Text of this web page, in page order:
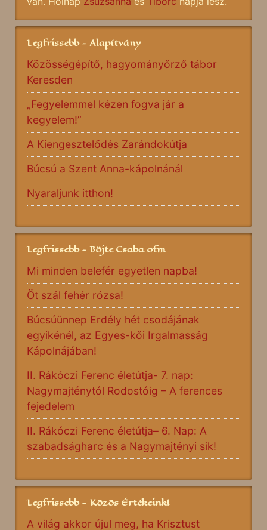
Legfrissebb - Alapítvány
Közösségépítő, hagyományőrző tábor
Keresden
„Fegyelemmel kézen fogva jár a
kegyelem!”
A Kiengesztelődés Zarándokútja
Búcsú a Szent Anna-kápolnánál
Nyaraljunk itthon!
Legfrissebb - Böjte Csaba ofm
Mi minden belefér egyetlen napba!
Öt szál fehér rózsa!
Búcsúünnep Erdély hét csodájának
egyikénél, az Egyes-kői Irgalmasság
Kápolnájában!
II. Rákóczi Ferenc életútja- 7. nap:
Nagymajténytól Rodostóig – A ferences
fejedelem
II. Rákóczi Ferenc életútja– 6. Nap: A
szabadságharc és a Nagymajtényi sík!
Legfrissebb - Közös Értékeink!
A világ akkor újul meg, ha Krisztust